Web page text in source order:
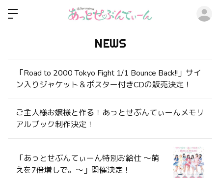
NEWS
「Road to 2000 Tokyo Fight 1/1 Bounce Back!!」サイ
ン入りジャケット＆ポスター付きCDの販売決定！
ご主人様お嬢様と作る！あっとせぶんてぃーんメモリ
アルブック制作決定！
「あっとせぶんてぃーん特別お給仕 〜萌
えを7倍増しで。〜」開催決定！